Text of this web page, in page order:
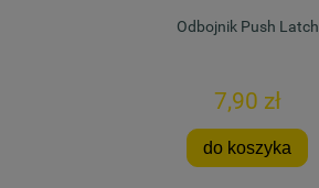
Odbojnik Push Latch
7,90 zł
do koszyka